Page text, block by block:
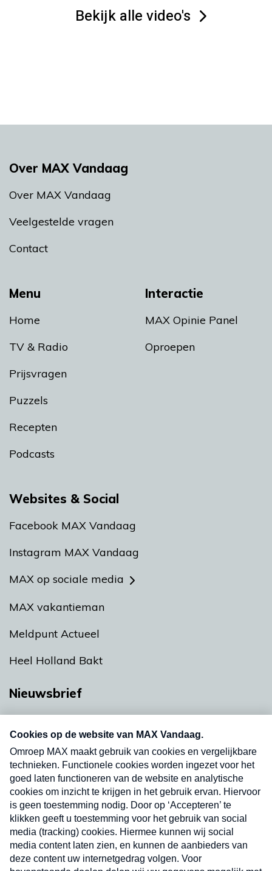
Bekijk alle video's
Menu
Home
TV & Radio
Prijsvragen
Puzzels
Recepten
Podcasts
Interactie
MAX Opinie Panel
Oproepen
Over MAX Vandaag
Over MAX Vandaag
Veelgestelde vragen
Contact
Websites & Social
Facebook MAX Vandaag
Instagram MAX Vandaag
MAX op sociale media
MAX vakantieman
Meldpunt Actueel
Heel Holland Bakt
Nieuwsbrief
nieuwsbrief. Elke vrijdag- en dinsdagochtend in
uw mailbox.
Verzend